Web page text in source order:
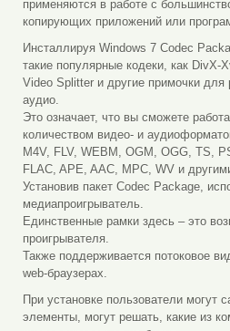
применяются в работе с
копирующих приложений или
Инсталлируя Windows 7 Codec
такие популярные кодеки, как DivX-
Video Splitter и другие примочки
аудио.
Это означает, что вы сможете
количеством видео- и
M4V, FLV, WEBM, OGM, OGG, TS,
FLAC, APE, AAC, MPC, WV и
Установив пакет Codec Package,
медиапроигрыватель.
Единственные рамки здесь – это
проигрывателя.
Также поддерживается потоковое
web-браузерах.
При установке пользователи могут
элементы, могут решать, какие из